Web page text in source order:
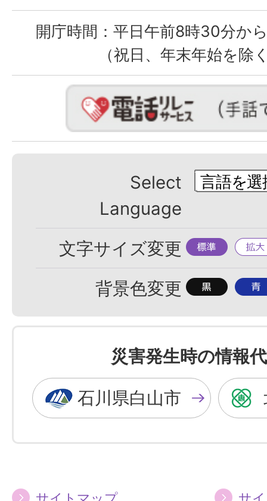
開庁時間： 平日午前8時30分か
（祝日、年末年始を除
Select
Language
文字サイズ変更 標
準
拡
大
背景色変更 背
色
を
黒
色
に
背
色
を
青
色
に
災害発生時の情報
石川県白山市